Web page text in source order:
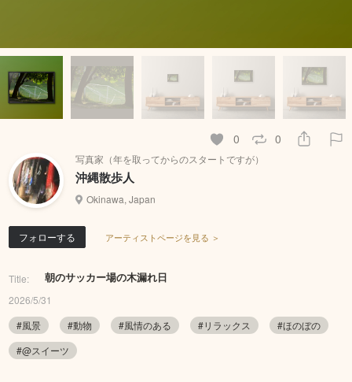
0 0
写真家（年を取ってからのスタートですが）
沖縄散歩人
Okinawa, Japan
フォローする アーティストページを見る ＞
Title: 朝のサッカー場の木漏れ日
2026/5/31
#風景
#動物 #風情のある #リラックス
#ほのぼの
#@スイーツ